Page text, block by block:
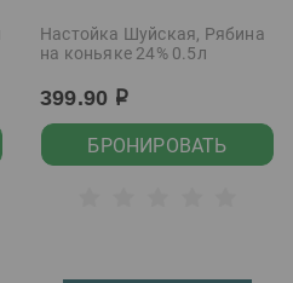
Настойка Шуйская, Рябина
на коньяке 24% 0.5л
399.90 р
БРОНИРОВАТЬ